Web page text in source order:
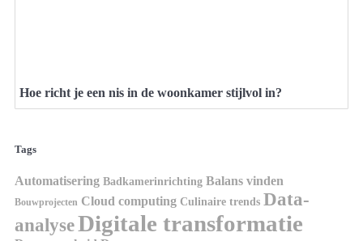
Hoe richt je een nis in de woonkamer stijlvol in?
Tags
Automatisering Badkamerinrichting Balans vinden
Bouwprojecten Cloud computing Culinaire trends Data-
analyseDigitale transformatie